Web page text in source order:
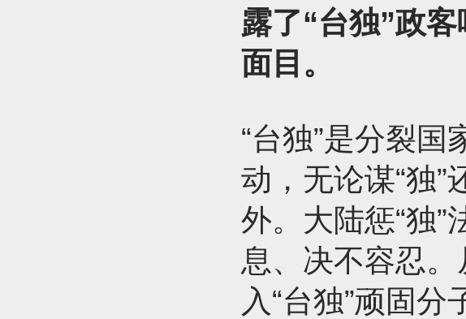
露了“台独”政
面目。
“台独”是分裂
动，无论谋“独”
外。大陆惩“独
息、决不容忍
入“台独”顽固